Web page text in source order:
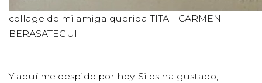
collage de mi amiga querida TITA – CARMEN
BERASATEGUI
Y aquí me despido por hoy. Si os ha gustado,